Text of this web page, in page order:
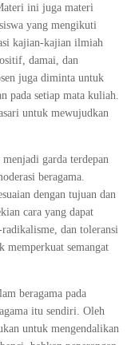
ini juga materi
yang mengikuti
kajian-kajian ilmiah
damai, dan
juga diminta untuk
setiap mata kuliah.
untuk mewujudkan
garda terdepan
beragama.
dengan tujuan dan
cara yang dapat
dan toleransi
memperkuat semangat
beragama pada
itu sendiri. Oleh
untuk mengendalikan